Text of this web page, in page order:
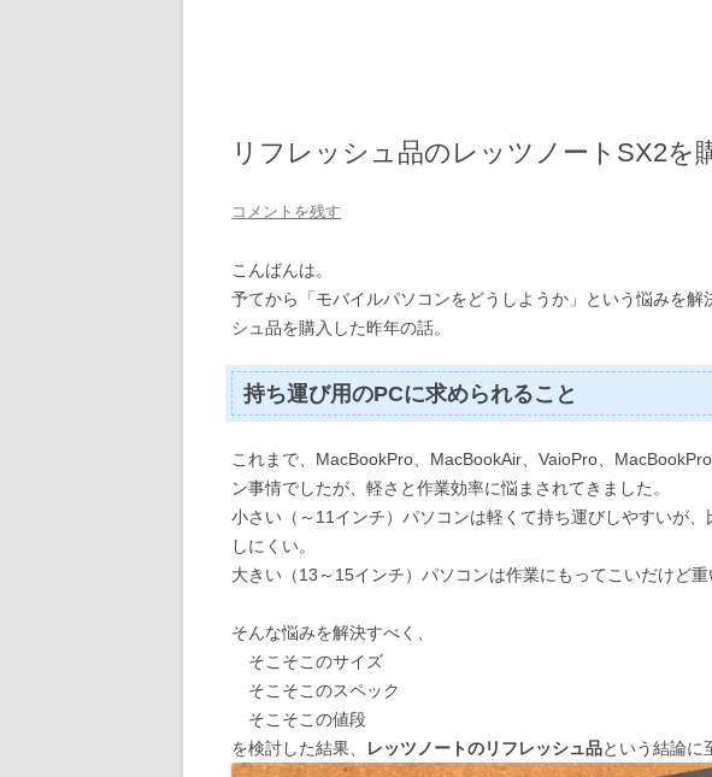
リフレッシュ品のレッツノートSX2を
コメントを残す
こんばんは。
予てから「モバイルパソコンをどうしようか」という悩みを解
シュ品を購入した昨年の話。
持ち運び用のPCに求められること
これまで、MacBookPro、MacBookAir、VaioPro、
ン事情でしたが、軽さと作業効率に悩まされてきました。
小さい（～11インチ）パソコンは軽くて持ち運びしやすいが
しにくい。
大きい（13～15インチ）パソコンは作業にもってこいだけど重
そんな悩みを解決すべく、
そこそこのサイズ
そこそこのスペック
そこそこの値段
を検討した結果、
レッツノートのリフレッシュ品という結論に